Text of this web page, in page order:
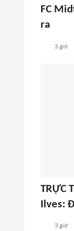
FC
ra
3 giờ
TRỰC
Ilves:
3 giờ